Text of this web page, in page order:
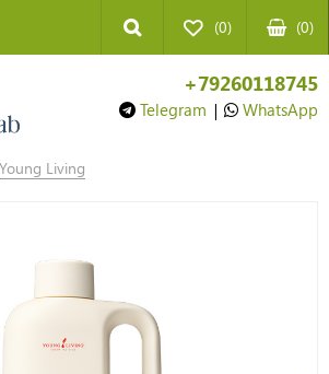
(0) (0)
+79260118745
Telegram | WhatsApp
Young Living